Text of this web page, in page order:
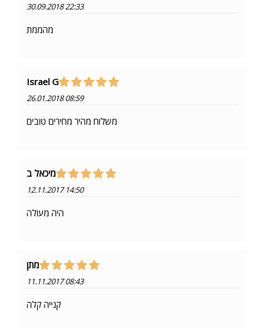
30.09.2018 22:33
מהממת
Israel G
26.01.2018 08:59
משלוח מהיר מחירים טובים
מיכאל ב
12.11.2017 14:50
היה מעולה
מתן
11.11.2017 08:43
קנייה קלה